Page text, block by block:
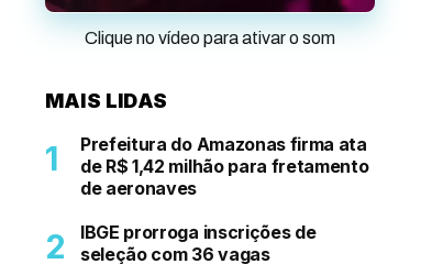
Clique no vídeo para ativar o som
MAIS LIDAS
Prefeitura do Amazonas firma ata
de R$ 1,42 milhão para fretamento
de aeronaves
IBGE prorroga inscrições de
seleção com 36 vagas